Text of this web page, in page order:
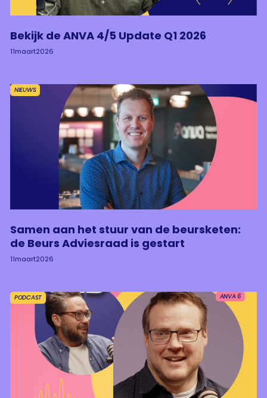
Bekijk de ANVA 4/5 Update Q1 2026
11maart2026
NIEUWS
Samen aan het stuur van de beursketen:
de Beurs Adviesraad is gestart
11maart2026
ANVA 6
PODCAST